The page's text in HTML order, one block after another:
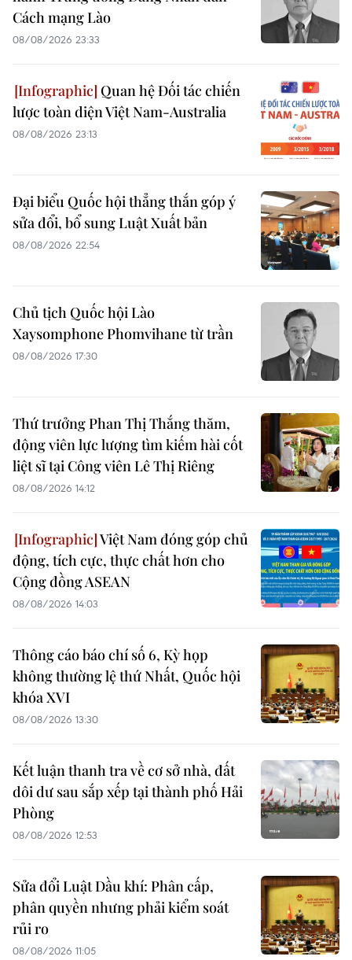
Cách mạng Lào
08/08/2026 23:33
Quan hệ Đối tác chiến
lược toàn diện Việt Nam-Australia
08/08/2026 23:13
Đại biểu Quốc hội thẳng thắn góp ý
sửa đổi, bổ sung Luật Xuất bản
08/08/2026 22:54
Chủ tịch Quốc hội Lào
Xaysomphone Phomvihane từ trần
08/08/2026 17:30
Thứ trưởng Phan Thị Thắng thăm,
động viên lực lượng tìm kiếm hài cốt
liệt sĩ tại Công viên Lê Thị Riêng
08/08/2026 14:12
Việt Nam đóng góp chủ
động, tích cực, thực chất hơn cho
Cộng đồng ASEAN
08/08/2026 14:03
Thông cáo báo chí số 6, Kỳ họp
không thường lệ thứ Nhất, Quốc hội
khóa XVI
08/08/2026 13:30
Kết luận thanh tra về cơ sở nhà, đất
dôi dư sau sắp xếp tại thành phố Hải
Phòng
08/08/2026 12:53
Sửa đổi Luật Dầu khí: Phân cấp,
phân quyền nhưng phải kiểm soát
rủi ro
08/08/2026 11:05